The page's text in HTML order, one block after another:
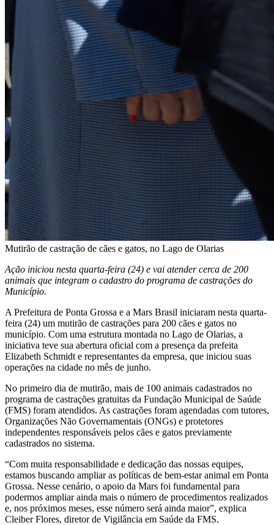
Mutirão de castração de cães e gatos, no Lago de Olarias
Ação iniciou nesta quarta-feira (24) e vai atender cerca de 200
animais que integram o cadastro do programa de castrações do
Município.
A Prefeitura de Ponta Grossa e a Mars Brasil iniciaram nesta quarta-
feira (24) um mutirão de castrações para 200 cães e gatos no
município. Com uma estrutura montada no Lago de Olarias, a
iniciativa teve sua abertura oficial com a presença da prefeita
Elizabeth Schmidt e representantes da empresa, que iniciou suas
operações na cidade no mês de junho.
No primeiro dia de mutirão, mais de 100 animais cadastrados no
programa de castrações gratuitas da Fundação Municipal de Saúde
(FMS) foram atendidos. As castrações foram agendadas com tutores,
Organizações Não Governamentais (ONGs) e protetores
independentes responsáveis pelos cães e gatos previamente
cadastrados no sistema.
“Com muita responsabilidade e dedicação das nossas equipes,
estamos buscando ampliar as políticas de bem-estar animal em Ponta
Grossa. Nesse cenário, o apoio da Mars foi fundamental para
podermos ampliar ainda mais o número de procedimentos realizados
e, nos próximos meses, esse número será ainda maior”, explica
Cleiber Flores, diretor de Vigilância em Saúde da FMS.